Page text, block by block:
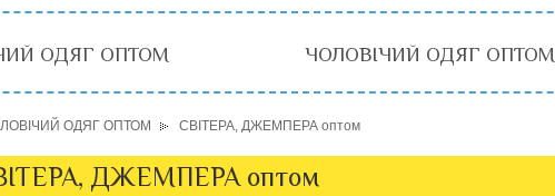
ОДЯГ ОПТОМ ЧОЛОВІЧИЙ ОДЯГ ОПТОМ
ОДЯГ ОПТОМ СВІТЕРА, ДЖЕМПЕРА оптом
ДЖЕМПЕРА оптом